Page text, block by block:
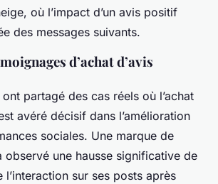
où l’impact d’un avis positif
des messages suivants.
d’achat d’avis
partagé des cas réels où l’achat
avéré décisif dans l’amélioration
sociales. Une marque de
observé une hausse significative de
l’interaction sur ses posts après